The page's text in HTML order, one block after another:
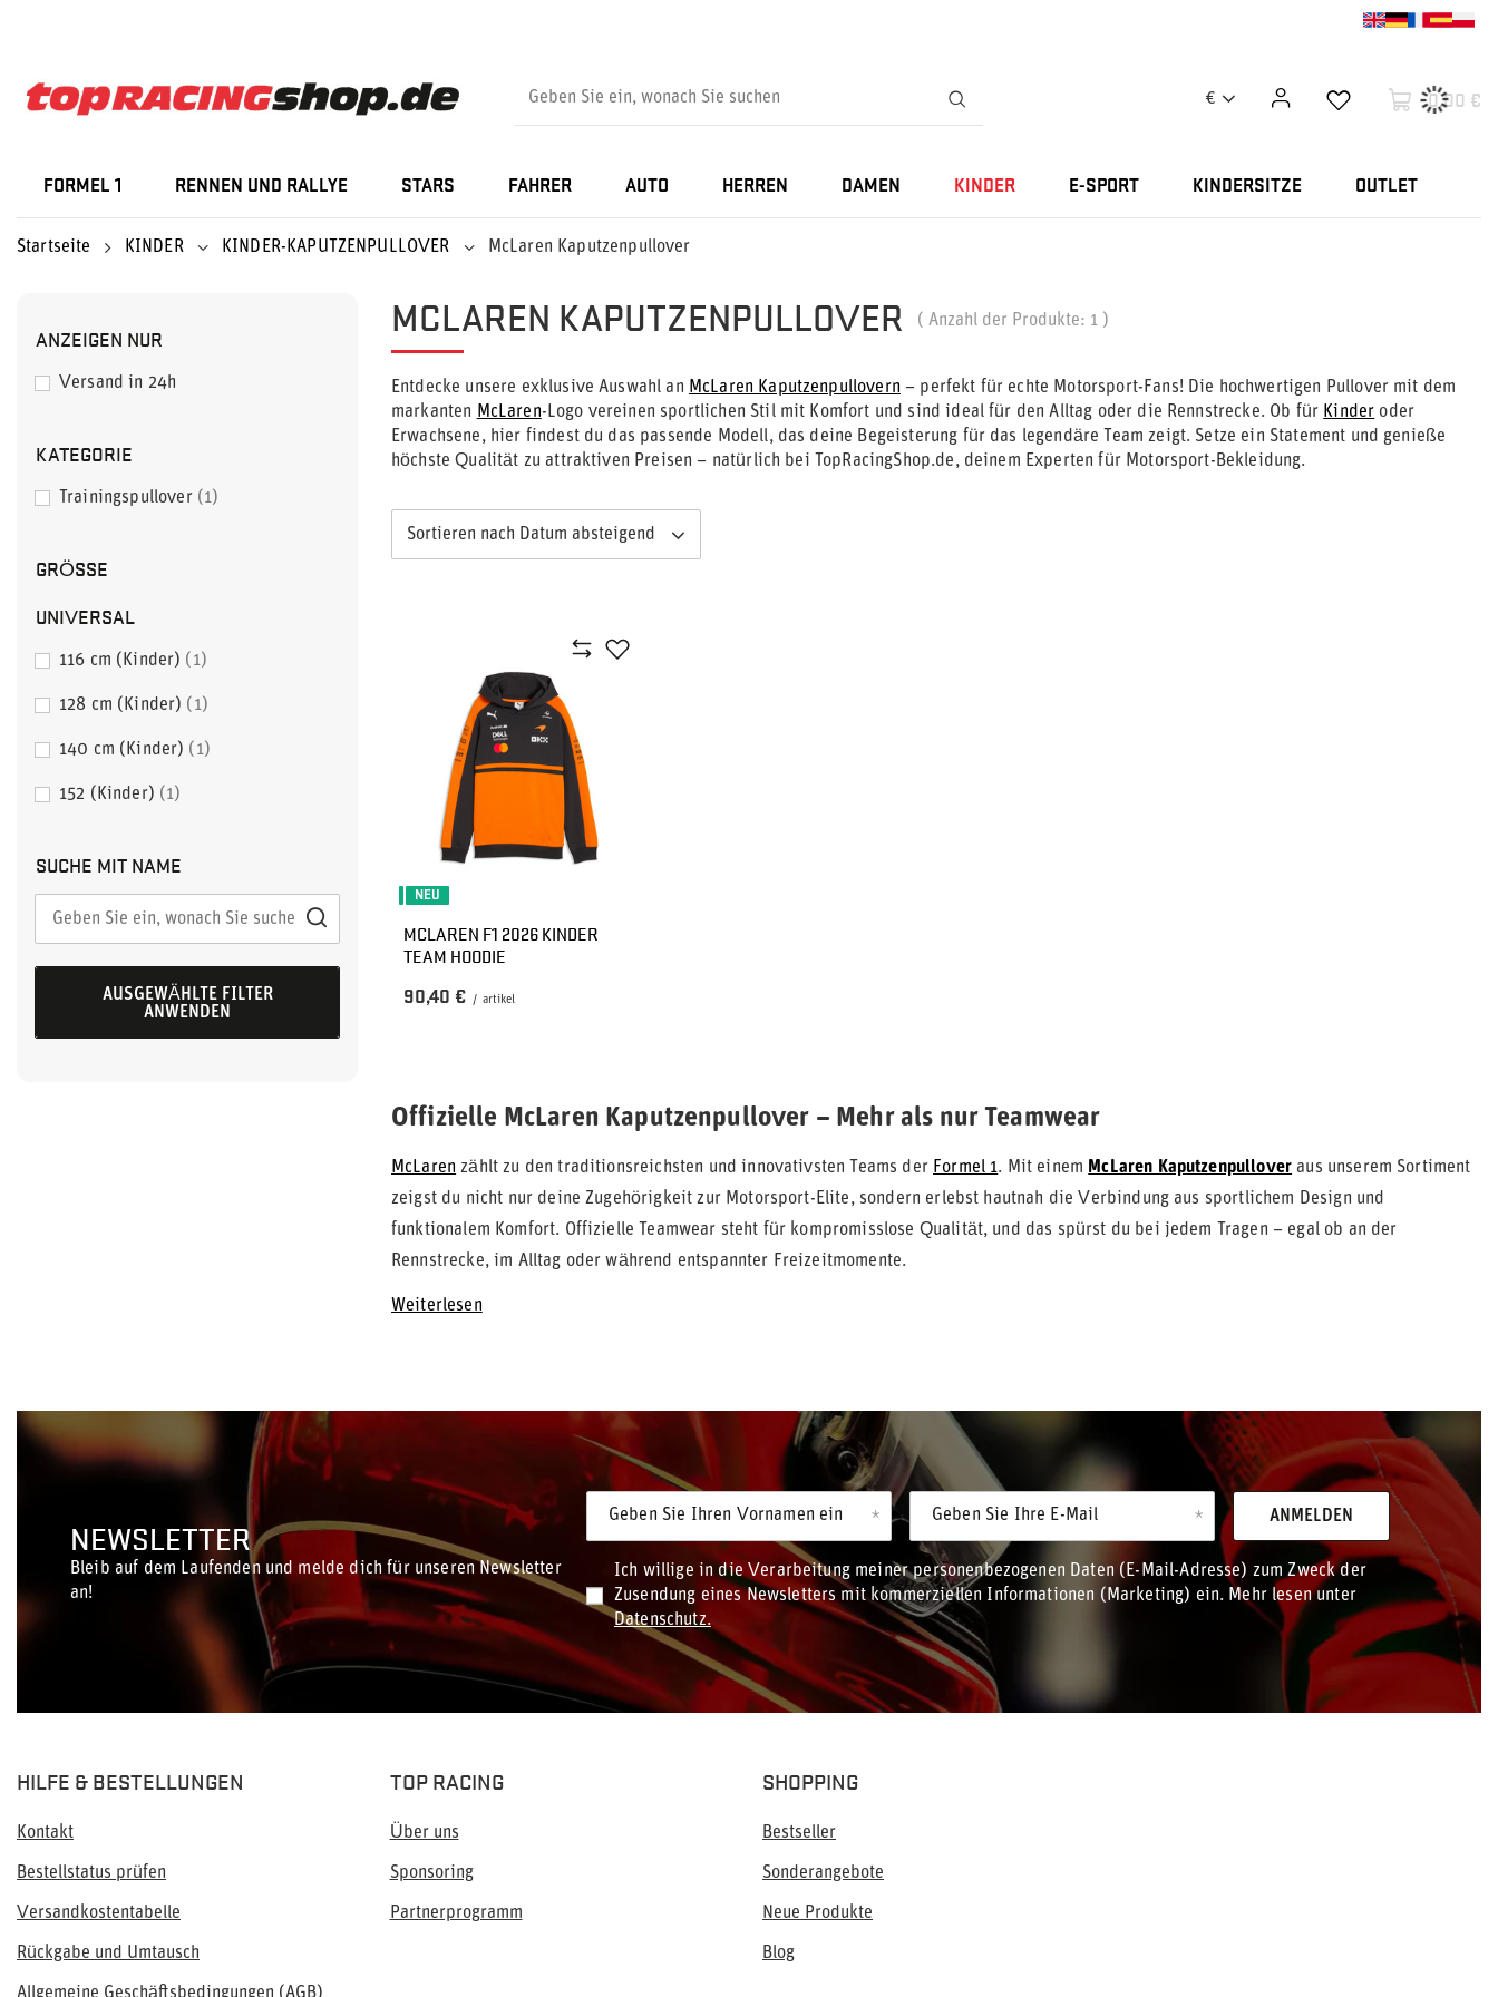
€ 0,00 €
FORMEL 1 RENNEN UND RALLYE STARS FAHRER AUTO HERREN DAMEN KINDER E-SPORT KINDERSITZE OUTLET
Startseite KINDER KINDER-KAPUTZENPULLOVER McLaren Kaputzenpullover
ANZEIGEN NUR
Versand in 24h
KATEGORIE
Trainingspullover 1
GRÖSSE
UNIVERSAL
116 cm (Kinder) 1
128 cm (Kinder) 1
140 cm (Kinder) 1
152 (Kinder) 1
SUCHE MIT NAME
AUSGEWÄHLTE FILTER
ANWENDEN
MCLAREN KAPUTZENPULLOVER ( Anzahl der Produkte: 1 )
Entdecke unsere exklusive Auswahl an McLaren Kaputzenpullovern – perfekt für echte Motorsport-Fans! Die hochwertigen Pullover mit dem
markanten McLaren-Logo vereinen sportlichen Stil mit Komfort und sind ideal für den Alltag oder die Rennstrecke. Ob für Kinder oder
Erwachsene, hier findest du das passende Modell, das deine Begeisterung für das legendäre Team zeigt. Setze ein Statement und genieße
höchste Qualität zu attraktiven Preisen – natürlich bei TopRacingShop.de, deinem Experten für Motorsport-Bekleidung.
Sortieren nach Datum absteigend
NEU
MCLAREN F1 2026 KINDER
TEAM HOODIE
90,40 € / artikel
Offizielle McLaren Kaputzenpullover – Mehr als nur Teamwear
McLaren zählt zu den traditionsreichsten und innovativsten Teams der Formel 1. Mit einem McLaren Kaputzenpullover aus unserem Sortiment
zeigst du nicht nur deine Zugehörigkeit zur Motorsport-Elite, sondern erlebst hautnah die Verbindung aus sportlichem Design und
funktionalem Komfort. Offizielle Teamwear steht für kompromisslose Qualität, und das spürst du bei jedem Tragen – egal ob an der
Rennstrecke, im Alltag oder während entspannter Freizeitmomente.
Weiterlesen
NEWSLETTER
Bleib auf dem Laufenden und melde dich für unseren Newsletter
an!
Geben Sie Ihren Vornamen ein Geben Sie Ihre E-Mail
Ich willige in die Verarbeitung meiner personenbezogenen Daten (E-Mail-Adresse) zum Zweck der
Zusendung eines Newsletters mit kommerziellen Informationen (Marketing) ein. Mehr lesen unter
Datenschutz.
ANMELDEN
HILFE & BESTELLUNGEN
Kontakt
Bestellstatus prüfen
Versandkostentabelle
Rückgabe und Umtausch
TOP RACING
Über uns
Sponsoring
Partnerprogramm
SHOPPING
Bestseller
Sonderangebote
Neue Produkte
Blog